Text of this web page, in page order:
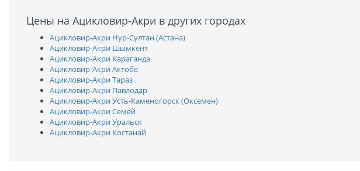
Цены на Ацикловир-Акри в других городах
Ацикловир-Акри Нур-Султан (Астана)
Ацикловир-Акри Шымкент
Ацикловир-Акри Караганда
Ацикловир-Акри Актобе
Ацикловир-Акри Тараз
Ацикловир-Акри Павлодар
Ацикловир-Акри Усть-Каменогорск (Оксемен)
Ацикловир-Акри Семей
Ацикловир-Акри Уральск
Ацикловир-Акри Костанай